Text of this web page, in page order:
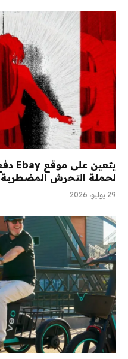
لحملة التحرش المضطربة
29 يوليو، 2026